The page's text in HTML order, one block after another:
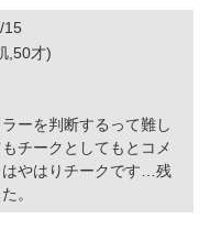
15
,50才)
ーを判断するって難し
チークとしてもとコメ
はやはりチークです…残
。